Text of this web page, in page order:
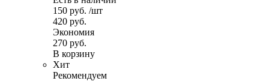
150 руб. /шт
420 руб.
Экономия
270 руб.
В корзину
Хит
Рекомендуем